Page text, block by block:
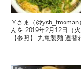
Ｙさま（@ysb_freeman）です。 丸亀製麺が 店舗
んを 2019年2月12日（
【参照】 丸亀製